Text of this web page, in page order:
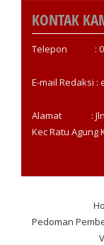
KONTAK
Telepon :
E-mail Redaksi :
Alamat : Jln
Kec Ratu Agung
Footer
Pedoman